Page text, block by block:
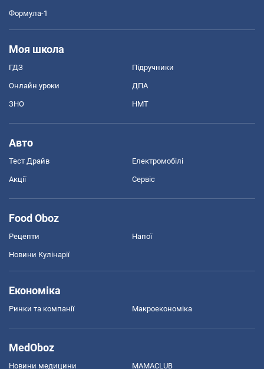
Формула-1
Моя школа
ГДЗ Підручники
Онлайн уроки ДПА
ЗНО НМТ
Авто
Тест Драйв Електромобілі
Акції Сервіс
Food Oboz
Рецепти Напої
Новини Кулінарії
Економіка
Ринки та компанії Макроекономіка
MedOboz
Новини медицини MAMACLUB